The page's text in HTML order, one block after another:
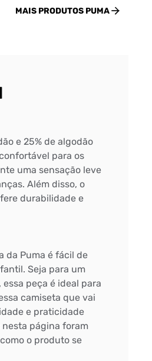
MAIS PRODUTOS PUMA
e 25% de algodão
para os
uma sensação leve
Além disso, o
durabilidade e
da Puma é fácil de
Seja para um
peça é ideal para
camiseta que vai
e praticidade
página foram
o produto se